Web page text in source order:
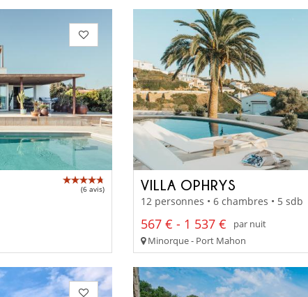
(6 avis) VILLA OPHRYS
12 personnes • 6 chambres • 5 sdb
567 € - 1 537 €
par nuit
Minorque - Port Mahon